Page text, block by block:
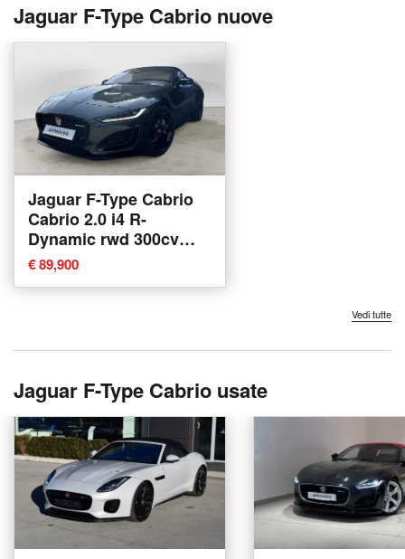
Jaguar F-Type Cabrio nuove
Jaguar F-Type Cabrio
Cabrio 2.0 i4 R-
Dynamic rwd 300cv
auto nuova a
Misterbianco
€ 89,900
Vedi tutte
Jaguar F-Type Cabrio usate